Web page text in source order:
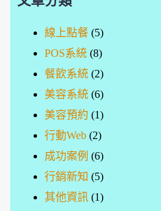
線上點餐 (5)
POS系統 (8)
餐飲系統 (2)
美容系統 (6)
美容預約 (1)
行動Web (2)
成功案例 (6)
行銷新知 (5)
其他資訊 (1)